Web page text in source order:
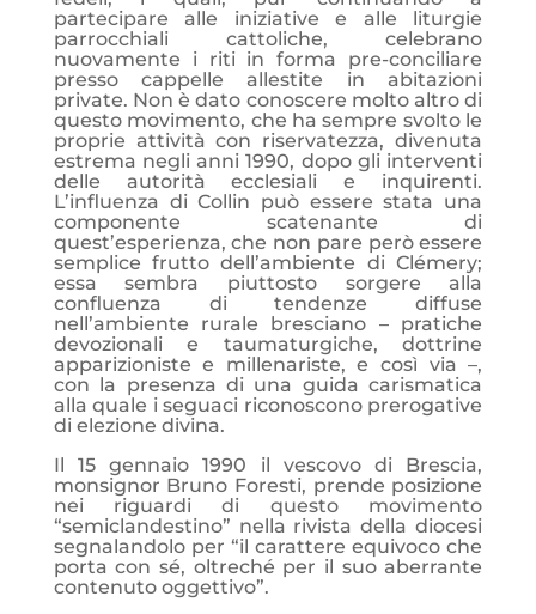
partecipare alle iniziative e alle liturgie
parrocchiali cattoliche, celebrano
nuovamente i riti in forma pre-conciliare
presso cappelle allestite in abitazioni
private. Non è dato conoscere molto altro di
questo movimento, che ha sempre svolto le
proprie attività con riservatezza, divenuta
estrema negli anni 1990, dopo gli interventi
delle autorità ecclesiali e inquirenti.
L’influenza di Collin può essere stata una
componente scatenante di
quest’esperienza, che non pare però essere
semplice frutto dell’ambiente di Clémery;
essa sembra piuttosto sorgere alla
confluenza di tendenze diffuse
nell’ambiente rurale bresciano – pratiche
devozionali e taumaturgiche, dottrine
apparizioniste e millenariste, e così via –,
con la presenza di una guida carismatica
alla quale i seguaci riconoscono prerogative
di elezione divina.
Il 15 gennaio 1990 il vescovo di Brescia,
monsignor Bruno Foresti, prende posizione
nei riguardi di questo movimento
“semiclandestino” nella rivista della diocesi
segnalandolo per “il carattere equivoco che
porta con sé, oltreché per il suo aberrante
contenuto oggettivo”.